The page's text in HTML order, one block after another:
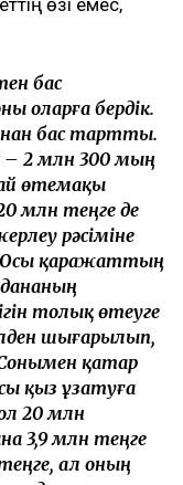
оларға бердік.
бас тартты.
– 2 млн 300 мың
өтемақы
млн теңге де
рәсіміне
қаражаттың
толық өтеуге
шығарылып,
қатар
қыз ұзатуға
20 млн
3,9 млн теңге
ал оның
аударған.